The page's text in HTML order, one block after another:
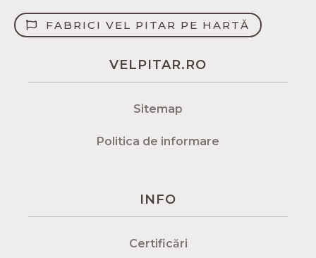
FABRICI VEL PITAR PE HARTĂ
VELPITAR.RO
Sitemap
Politica de informare
INFO
Certificări